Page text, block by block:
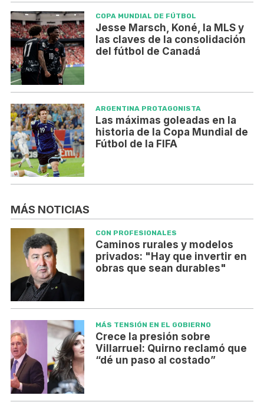
COPA MUNDIAL DE FÚTBOL
Jesse Marsch, Koné, la MLS y
las claves de la consolidación
del fútbol de Canadá
ARGENTINA PROTAGONISTA
Las máximas goleadas en la
historia de la Copa Mundial de
Fútbol de la FIFA
MÁS NOTICIAS
CON PROFESIONALES
Caminos rurales y modelos
privados: "Hay que invertir en
obras que sean durables"
MÁS TENSIÓN EN EL GOBIERNO
Crece la presión sobre
Villarruel: Quirno reclamó que
“dé un paso al costado”